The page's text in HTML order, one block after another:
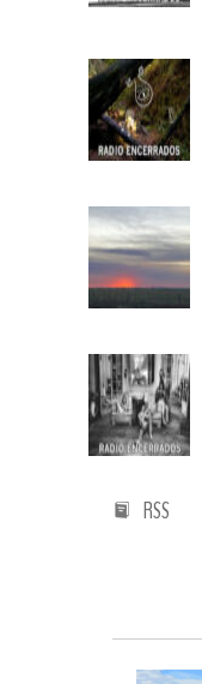
RSS